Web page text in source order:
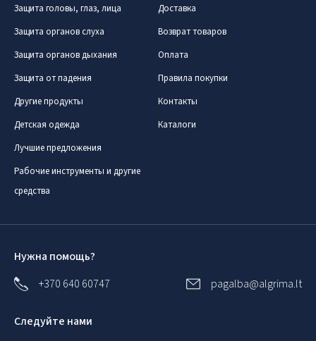
Защита головы, глаз, лица
Защита органов слуха
Защита органов дыхания
Защита от падения
Другие продукты
Детская одежда
Лучшие предложения
Рабочие инструменты и другие
средства
Доставка
Возврат товаров
Оплата
Правила покупки
Контакты
Каталоги
Нужна помощь?
+370 640 60747
pagalba@algrima.lt
Следуйте нами